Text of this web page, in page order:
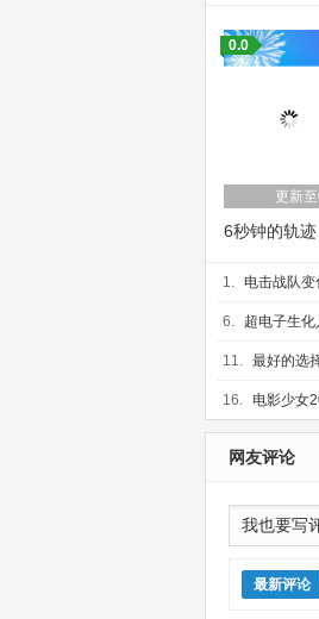
更新
0.0
6秒钟的轨
的第二个忧
1. 电击战队变
6. 超电子生化
11. 最好的选
16. 电影少女
网友评论
最新评论